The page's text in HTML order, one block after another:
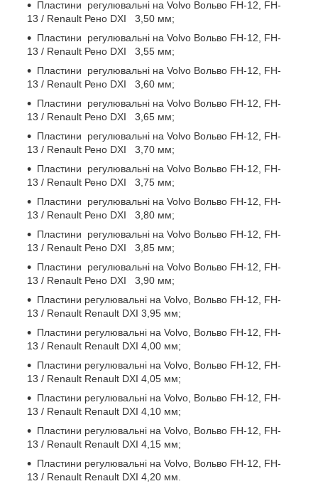
Пластини регулювальні на Volvo Вольво FH-12, FH-
13 / Renault Рено DXI 3,50 мм;
Пластини регулювальні на Volvo Вольво FH-12, FH-
13 / Renault Рено DXI 3,55 мм;
Пластини регулювальні на Volvo Вольво FH-12, FH-
13 / Renault Рено DXI 3,60 мм;
Пластини регулювальні на Volvo Вольво FH-12, FH-
13 / Renault Рено DXI 3,65 мм;
Пластини регулювальні на Volvo Вольво FH-12, FH-
13 / Renault Рено DXI 3,70 мм;
Пластини регулювальні на Volvo Вольво FH-12, FH-
13 / Renault Рено DXI 3,75 мм;
Пластини регулювальні на Volvo Вольво FH-12, FH-
13 / Renault Рено DXI 3,80 мм;
Пластини регулювальні на Volvo Вольво FH-12, FH-
13 / Renault Рено DXI 3,85 мм;
Пластини регулювальні на Volvo Вольво FH-12, FH-
13 / Renault Рено DXI 3,90 мм;
Пластини регулювальні на Volvo, Вольво FH-12, FH-
13 / Renault Renault DXI 3,95 мм;
Пластини регулювальні на Volvo, Вольво FH-12, FH-
13 / Renault Renault DXI 4,00 мм;
Пластини регулювальні на Volvo, Вольво FH-12, FH-
13 / Renault Renault DXI 4,05 мм;
Пластини регулювальні на Volvo, Вольво FH-12, FH-
13 / Renault Renault DXI 4,10 мм;
Пластини регулювальні на Volvo, Вольво FH-12, FH-
13 / Renault Renault DXI 4,15 мм;
Пластини регулювальні на Volvo, Вольво FH-12, FH-
13 / Renault Renault DXI 4,20 мм.